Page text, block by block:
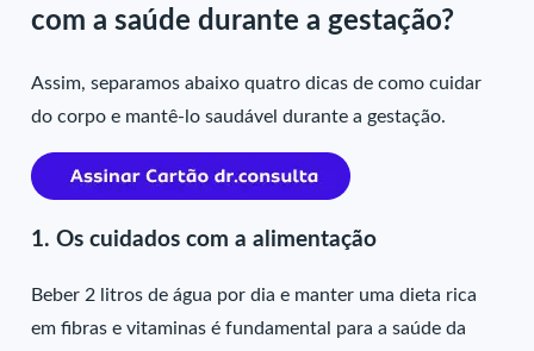
com a saúde durante a gestação?
Assim, separamos abaixo quatro dicas de como cuidar
do corpo e mantê-lo saudável durante a gestação.
1. Os cuidados com a alimentação
Beber 2 litros de água por dia e manter uma dieta rica
em fibras e vitaminas é fundamental para a saúde da